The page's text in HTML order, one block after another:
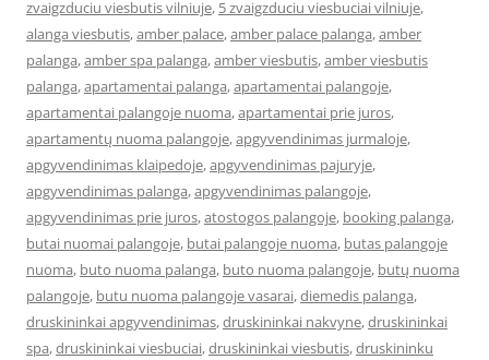
zvaigzduciu viesbutis vilniuje, 5 zvaigzduciu viesbuciai vilniuje,
alanga viesbutis,amber palace,amber palace palanga,amber
palanga,amber spa palanga,amber viesbutis,amber viesbutis
palanga,apartamentai palanga,apartamentai palangoje,
apartamentai palangoje nuoma,apartamentai prie juros,
apartamentų nuoma palangoje,apgyvendinimas jurmaloje,
apgyvendinimas klaipedoje,apgyvendinimas pajuryje,
apgyvendinimas palanga,apgyvendinimas palangoje,
apgyvendinimas prie juros,atostogos palangoje, booking palanga,
butai nuomai palangoje, butai palangoje nuoma, butas palangoje
nuoma, buto nuoma palanga, buto nuoma palangoje, butų nuoma
palangoje, butu nuoma palangoje vasarai,diemedis palanga,
druskininkai apgyvendinimas,druskininkai nakvyne,druskininkai
spa,druskininkai viesbuciai,druskininkai viesbutis,druskininku